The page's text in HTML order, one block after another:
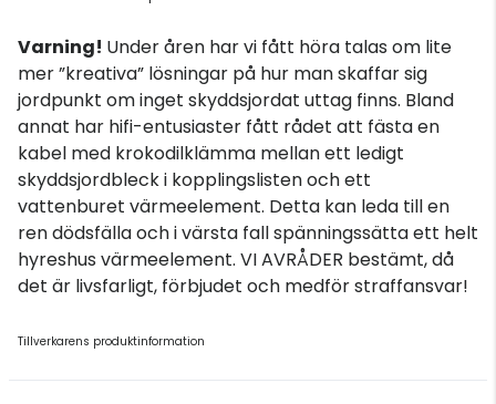
Varning! Under åren har vi fått höra talas om lite
mer ”kreativa” lösningar på hur man skaffar sig
jordpunkt om inget skyddsjordat uttag finns. Bland
annat har hifi-entusiaster fått rådet att fästa en
kabel med krokodilklämma mellan ett ledigt
skyddsjordbleck i kopplingslisten och ett
vattenburet värmeelement. Detta kan leda till en
ren dödsfälla och i värsta fall spänningssätta ett helt
hyreshus värmeelement. VI AVRÅDER bestämt, då
det är livsfarligt, förbjudet och medför straffansvar!
Tillverkarens produktinformation